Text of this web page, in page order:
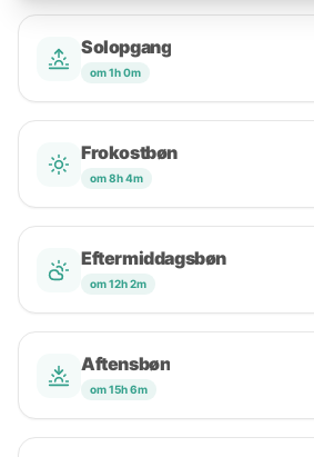
Solopgang
om 1h 0m
Frokostbøn
om 8h 4m
Eftermiddagsbøn
om 12h 2m
Aftensbøn
om 15h 6m